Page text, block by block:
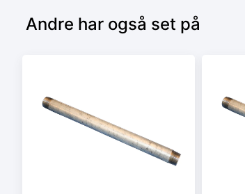
Andre har også set på